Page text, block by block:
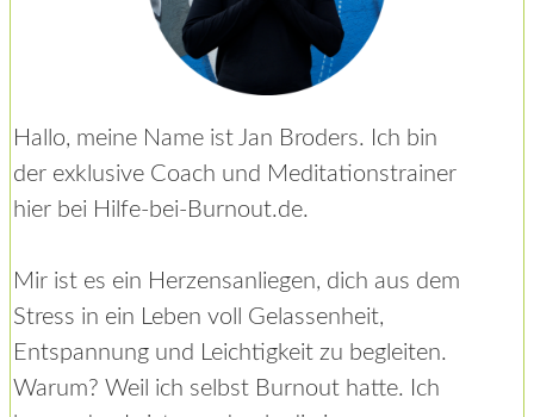
Hallo, meine Name ist Jan Broders. Ich bin
der exklusive Coach und Meditationstrainer
hier bei Hilfe-bei-Burnout.de.
Mir ist es ein Herzensanliegen, dich aus dem
Stress in ein Leben voll Gelassenheit,
Entspannung und Leichtigkeit zu begleiten.
Warum? Weil ich selbst Burnout hatte. Ich